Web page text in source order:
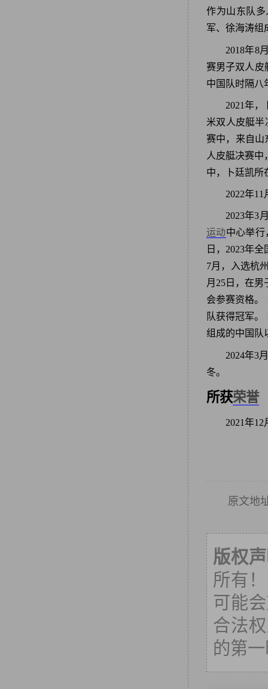
作为山东队
军、徐海涛组
2018年8
赛男子双人皮
中国队时隔八
2021年
米双人皮艇半
赛中，来自山
人皮艇决赛中
中，卜廷凯所
2022年
2023年3
运动中心举行
日，2023年
7月，入选杭
月25日，在
会参赛资格。
队获得冠军
组成的中国队
2024年3
冬。
所获荣誉
2021年
原文地
版权
所有
可能
合法
的第